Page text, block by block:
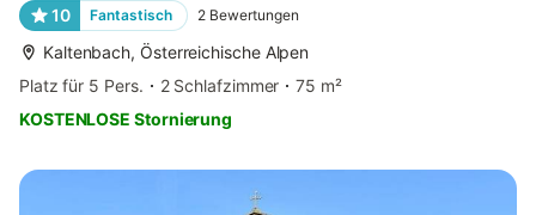
10 Fantastisch 2 Bewertungen
Kaltenbach, Österreichische Alpen
Platz für 5 Pers.
2 Schlafzimmer
75 m²
KOSTENLOSE Stornierung